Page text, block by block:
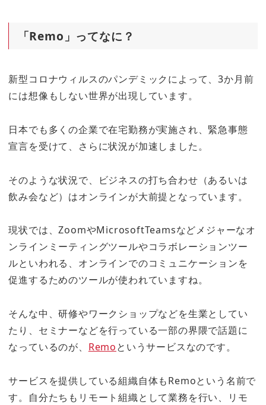
「Remo」ってなに？
新型コロナウィルスのパンデミックによって、3か月前
には想像もしない世界が出現しています。
日本でも多くの企業で在宅勤務が実施され、緊急事態
宣言を受けて、さらに状況が加速しました。
そのような状況で、ビジネスの打ち合わせ（あるいは
飲み会など）はオンラインが大前提となっています。
現状では、ZoomやMicrosoftTeamsなどメジャーなオ
ンラインミーティングツールやコラボレーションツー
ルといわれる、オンラインでのコミュニケーションを
促進するためのツールが使われていますね。
そんな中、研修やワークショップなどを生業としてい
たり、セミナーなどを行っている一部の界隈で話題に
なっているのが、 Remoというサービスなのです。
サービスを提供している組織自体もRemoという名前で
す。自分たちもリモート組織として業務を行い、リモ